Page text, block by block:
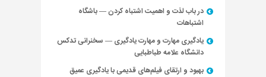
در باب لذت و اهمیت اشتباه کردن — باشگاه
اشتباهات
یادگیری مهارت و مهارت یادگیری — سخنرانی تدکس
دانشگاه علامه طباطبایی
بهبود و ارتقای فیلم‌های قدیمی با یادگیری عمیق